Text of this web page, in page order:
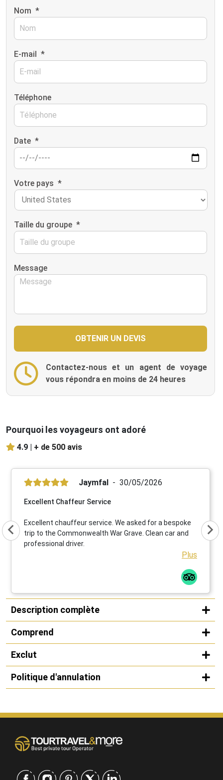
Nom *
E-mail *
Téléphone
Date *
Votre pays *
Taille du groupe *
Message
Contactez-nous et un agent de voyage
vous répondra en moins de 24 heures
Pourquoi les voyageurs ont adoré
4.9 | + de 500 avis
Jaymfal 30/05/2026
Excellent Chaffeur Service
Excellent chauffeur service. We asked for a bespoke
trip to the Commonwealth War Grave. Clean car and
professional driver.
Plus
Description complète
Comprend
Exclut
Politique d'annulation